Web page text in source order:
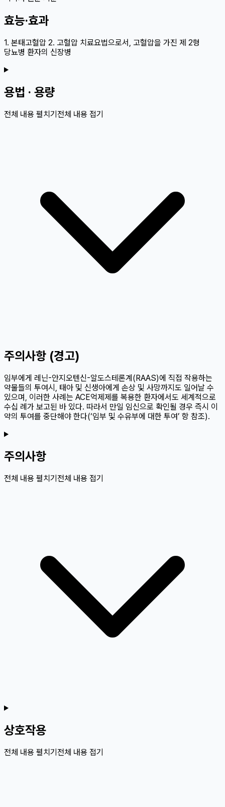
효능·효과
1. 본태고혈압 2. 고혈압 치료요법으로서, 고혈압을 가진 제 2형
당뇨병 환자의 신장병
용법 · 용량
전체 내용 펼치기전체 내용 접기
주의사항 (경고)
임부에게 레닌-안지오텐신-알도스테론계(RAAS)에 직접 작용하는
약물들의 투여시, 태아 및 신생아에게 손상 및 사망까지도 일어날 수
있으며, 이러한 사례는 ACE억제제를 복용한 환자에서도 세계적으로
수십 례가 보고된 바 있다. 따라서 만일 임신으로 확인될 경우 즉시 이
약의 투여를 중단해야 한다(‘임부 및 수유부에 대한 투여’ 항 참조).
주의사항
전체 내용 펼치기전체 내용 접기
상호작용
전체 내용 펼치기전체 내용 접기